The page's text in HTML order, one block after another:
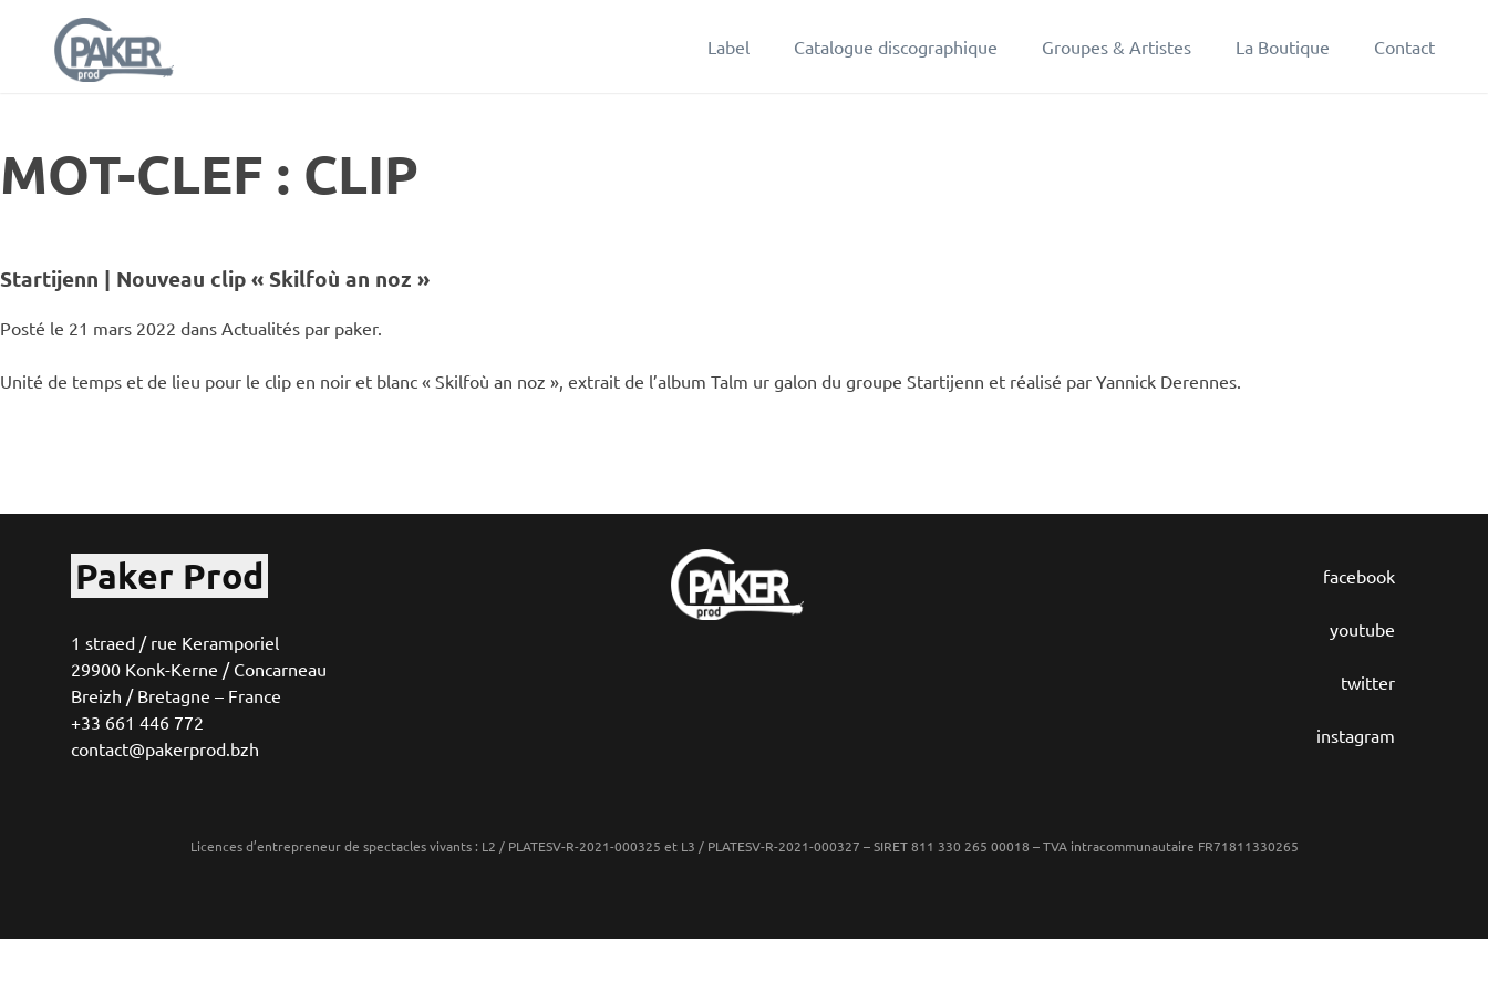
Label Catalogue discographique Groupes & Artistes La Boutique Contact
MOT-CLEF : CLIP
Startijenn | Nouveau clip « Skilfoù an noz »
Posté le 21 mars 2022 dans Actualités par paker.
Unité de temps et de lieu pour le clip en noir et blanc « Skilfoù an noz », extrait de l’album Talm ur galon du groupe Startijenn et réalisé par Yannick Derennes.
Paker Prod
1 straed / rue Keramporiel
29900 Konk-Kerne / Concarneau
Breizh / Bretagne – France
+33 661 446 772
contact@pakerprod.bzh
facebook
youtube
twitter
instagram
Licences d’entrepreneur de spectacles vivants : L2 / PLATESV-R-2021-000325 et L3 / PLATESV-R-2021-000327 – SIRET 811 330 265 00018 – TVA intracommunautaire FR71811330265